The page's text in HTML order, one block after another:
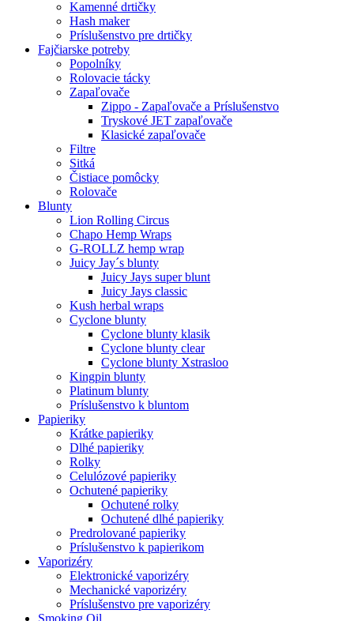
Kamenné drtičky
Hash maker
Príslušenstvo pre drtičky
Fajčiarske potreby
Popolníky
Rolovacie tácky
Zapaľovače
Zippo - Zapaľovače a Príslušenstvo
Tryskové JET zapaľovače
Klasické zapaľovače
Filtre
Sitká
Čistiace pomôcky
Rolovače
Blunty
Lion Rolling Circus
Chapo Hemp Wraps
G-ROLLZ hemp wrap
Juicy Jay´s blunty
Juicy Jays super blunt
Juicy Jays classic
Kush herbal wraps
Cyclone blunty
Cyclone blunty klasik
Cyclone blunty clear
Cyclone blunty Xstrasloo
Kingpin blunty
Platinum blunty
Príslušenstvo k bluntom
Papieriky
Krátke papieriky
Dlhé papieriky
Rolky
Celulózové papieriky
Ochutené papieriky
Ochutené rolky
Ochutené dlhé papieriky
Predrolované papieriky
Príslušenstvo k papierikom
Vaporizéry
Elektronické vaporizéry
Mechanické vaporizéry
Príslušenstvo pre vaporizéry
Smoking Oil